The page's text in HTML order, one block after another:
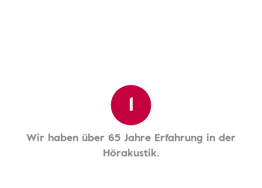
1
Wir haben über 65 Jahre Erfahrung in der
Hörakustik.